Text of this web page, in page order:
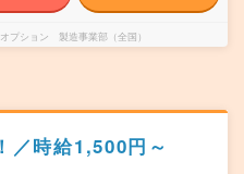
プション 製造事業部（全国）
／時給1,500円～